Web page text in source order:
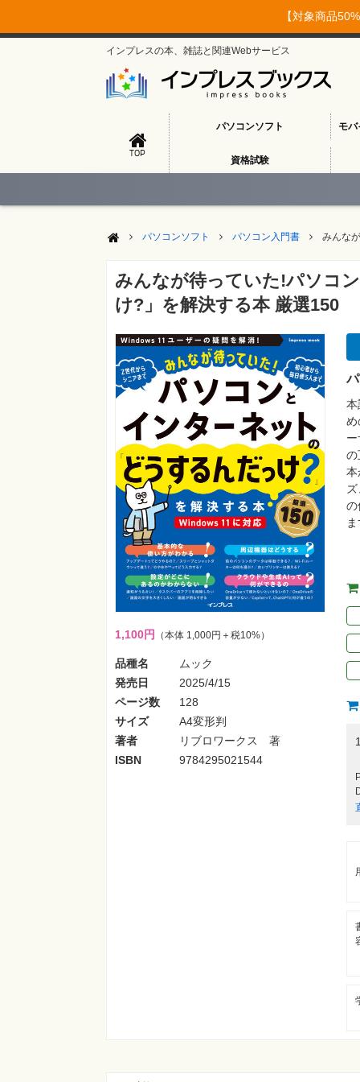
【対象商品
インプレスの本、雑誌と関連Webサービス
TOP
パソコンソフト モ
資格試験
パソコンソフト パソコン入門書 みんな
みんなが待っていた!パソコ
け?」を解決する本 厳選150
1,100円 （本体 1,000円＋税10%）
品種名
ムック
発売日
2025/4/15
ページ数
128
サイズ
A4変形判
著者
リブロワークス 著
ISBN
9784295021544
本
め
の
本
の